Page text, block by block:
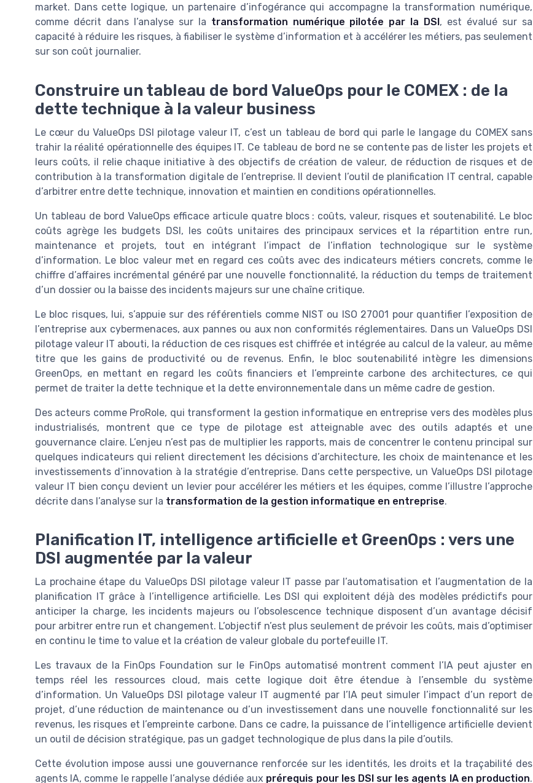
market. Dans cette logique, un partenaire d’infogérance qui accompagne la transformation numérique,
comme décrit dans l’analyse sur la transformation numérique pilotée par la DSI, est évalué sur sa
capacité à réduire les risques, à fiabiliser le système d’information et à accélérer les métiers, pas seulement
sur son coût journalier.
Construire un tableau de bord ValueOps pour le COMEX : de la
dette technique à la valeur business
Le cœur du ValueOps DSI pilotage valeur IT, c’est un tableau de bord qui parle le langage du COMEX sans
trahir la réalité opérationnelle des équipes IT. Ce tableau de bord ne se contente pas de lister les projets et
leurs coûts, il relie chaque initiative à des objectifs de création de valeur, de réduction de risques et de
contribution à la transformation digitale de l’entreprise. Il devient l’outil de planification IT central, capable
d’arbitrer entre dette technique, innovation et maintien en conditions opérationnelles.
Un tableau de bord ValueOps efficace articule quatre blocs : coûts, valeur, risques et soutenabilité. Le bloc
coûts agrège les budgets DSI, les coûts unitaires des principaux services et la répartition entre run,
maintenance et projets, tout en intégrant l’impact de l’inflation technologique sur le système
d’information. Le bloc valeur met en regard ces coûts avec des indicateurs métiers concrets, comme le
chiffre d’affaires incrémental généré par une nouvelle fonctionnalité, la réduction du temps de traitement
d’un dossier ou la baisse des incidents majeurs sur une chaîne critique.
Le bloc risques, lui, s’appuie sur des référentiels comme NIST ou ISO 27001 pour quantifier l’exposition de
l’entreprise aux cybermenaces, aux pannes ou aux non conformités réglementaires. Dans un ValueOps DSI
pilotage valeur IT abouti, la réduction de ces risques est chiffrée et intégrée au calcul de la valeur, au même
titre que les gains de productivité ou de revenus. Enfin, le bloc soutenabilité intègre les dimensions
GreenOps, en mettant en regard les coûts financiers et l’empreinte carbone des architectures, ce qui
permet de traiter la dette technique et la dette environnementale dans un même cadre de gestion.
Des acteurs comme ProRole, qui transforment la gestion informatique en entreprise vers des modèles plus
industrialisés, montrent que ce type de pilotage est atteignable avec des outils adaptés et une
gouvernance claire. L’enjeu n’est pas de multiplier les rapports, mais de concentrer le contenu principal sur
quelques indicateurs qui relient directement les décisions d’architecture, les choix de maintenance et les
investissements d’innovation à la stratégie d’entreprise. Dans cette perspective, un ValueOps DSI pilotage
valeur IT bien conçu devient un levier pour accélérer les métiers et les équipes, comme l’illustre l’approche
décrite dans l’analyse sur la transformation de la gestion informatique en entreprise.
Planification IT, intelligence artificielle et GreenOps : vers une
DSI augmentée par la valeur
La prochaine étape du ValueOps DSI pilotage valeur IT passe par l’automatisation et l’augmentation de la
planification IT grâce à l’intelligence artificielle. Les DSI qui exploitent déjà des modèles prédictifs pour
anticiper la charge, les incidents majeurs ou l’obsolescence technique disposent d’un avantage décisif
pour arbitrer entre run et changement. L’objectif n’est plus seulement de prévoir les coûts, mais d’optimiser
en continu le time to value et la création de valeur globale du portefeuille IT.
Les travaux de la FinOps Foundation sur le FinOps automatisé montrent comment l’IA peut ajuster en
temps réel les ressources cloud, mais cette logique doit être étendue à l’ensemble du système
d’information. Un ValueOps DSI pilotage valeur IT augmenté par l’IA peut simuler l’impact d’un report de
projet, d’une réduction de maintenance ou d’un investissement dans une nouvelle fonctionnalité sur les
revenus, les risques et l’empreinte carbone. Dans ce cadre, la puissance de l’intelligence artificielle devient
un outil de décision stratégique, pas un gadget technologique de plus dans la pile d’outils.
Cette évolution impose aussi une gouvernance renforcée sur les identités, les droits et la traçabilité des
agents IA, comme le rappelle l’analyse dédiée aux prérequis pour les DSI sur les agents IA en production.